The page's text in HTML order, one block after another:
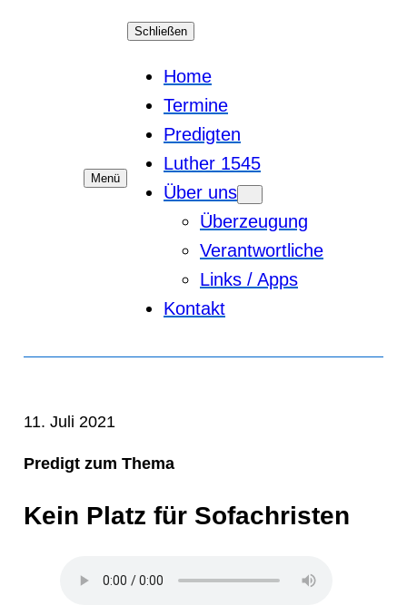
Menü
Schließen
Home
Termine
Predigten
Luther 1545
Über uns
Überzeugung
Verantwortliche
Links / Apps
Kontakt
11. Juli 2021
Predigt zum Thema
Kein Platz für Sofachristen